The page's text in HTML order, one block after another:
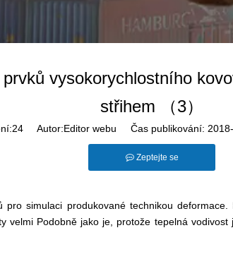
vysokorychlostního
střihem （3）
24Autor:Editor webu Čas publikování:
Zeptejte se
simulaci produkované technikou
velmi Podobně jako je, protože tepelná